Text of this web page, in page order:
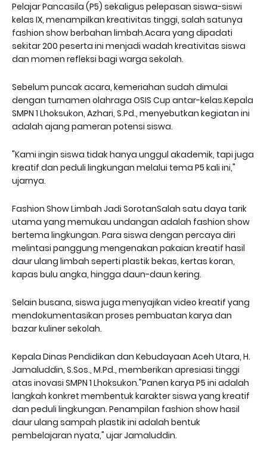
Pelajar Pancasila (P5) sekaligus pelepasan siswa-siswi
kelas IX, menampilkan kreativitas tinggi, salah satunya
fashion show berbahan limbah.Acara yang dipadati
sekitar 200 peserta ini menjadi wadah kreativitas siswa
dan momen refleksi bagi warga sekolah.
Sebelum puncak acara, kemeriahan sudah dimulai
dengan turnamen olahraga OSIS Cup antar-kelas.Kepala
SMPN 1 Lhoksukon, Azhari, S.Pd., menyebutkan kegiatan ini
adalah ajang pameran potensi siswa.
"Kami ingin siswa tidak hanya unggul akademik, tapi juga
kreatif dan peduli lingkungan melalui tema P5 kali ini,"
ujarnya.
Fashion Show Limbah Jadi SorotanSalah satu daya tarik
utama yang memukau undangan adalah fashion show
bertema lingkungan. Para siswa dengan percaya diri
melintasi panggung mengenakan pakaian kreatif hasil
daur ulang limbah seperti plastik bekas, kertas koran,
kapas bulu angka, hingga daun-daun kering.
Selain busana, siswa juga menyajikan video kreatif yang
mendokumentasikan proses pembuatan karya dan
bazar kuliner sekolah.
Kepala Dinas Pendidikan dan Kebudayaan Aceh Utara, H.
Jamaluddin, S.Sos., M.Pd., memberikan apresiasi tinggi
atas inovasi SMPN 1 Lhoksukon."Panen karya P5 ini adalah
langkah konkret membentuk karakter siswa yang kreatif
dan peduli lingkungan. Penampilan fashion show hasil
daur ulang sampah plastik ini adalah bentuk
pembelajaran nyata," ujar Jamaluddin.